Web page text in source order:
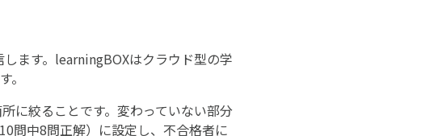
ます。learningBOXはクラウド型の学
。
に絞ることです。変わっていない部分
問中8問正解）に設定し、不合格者に